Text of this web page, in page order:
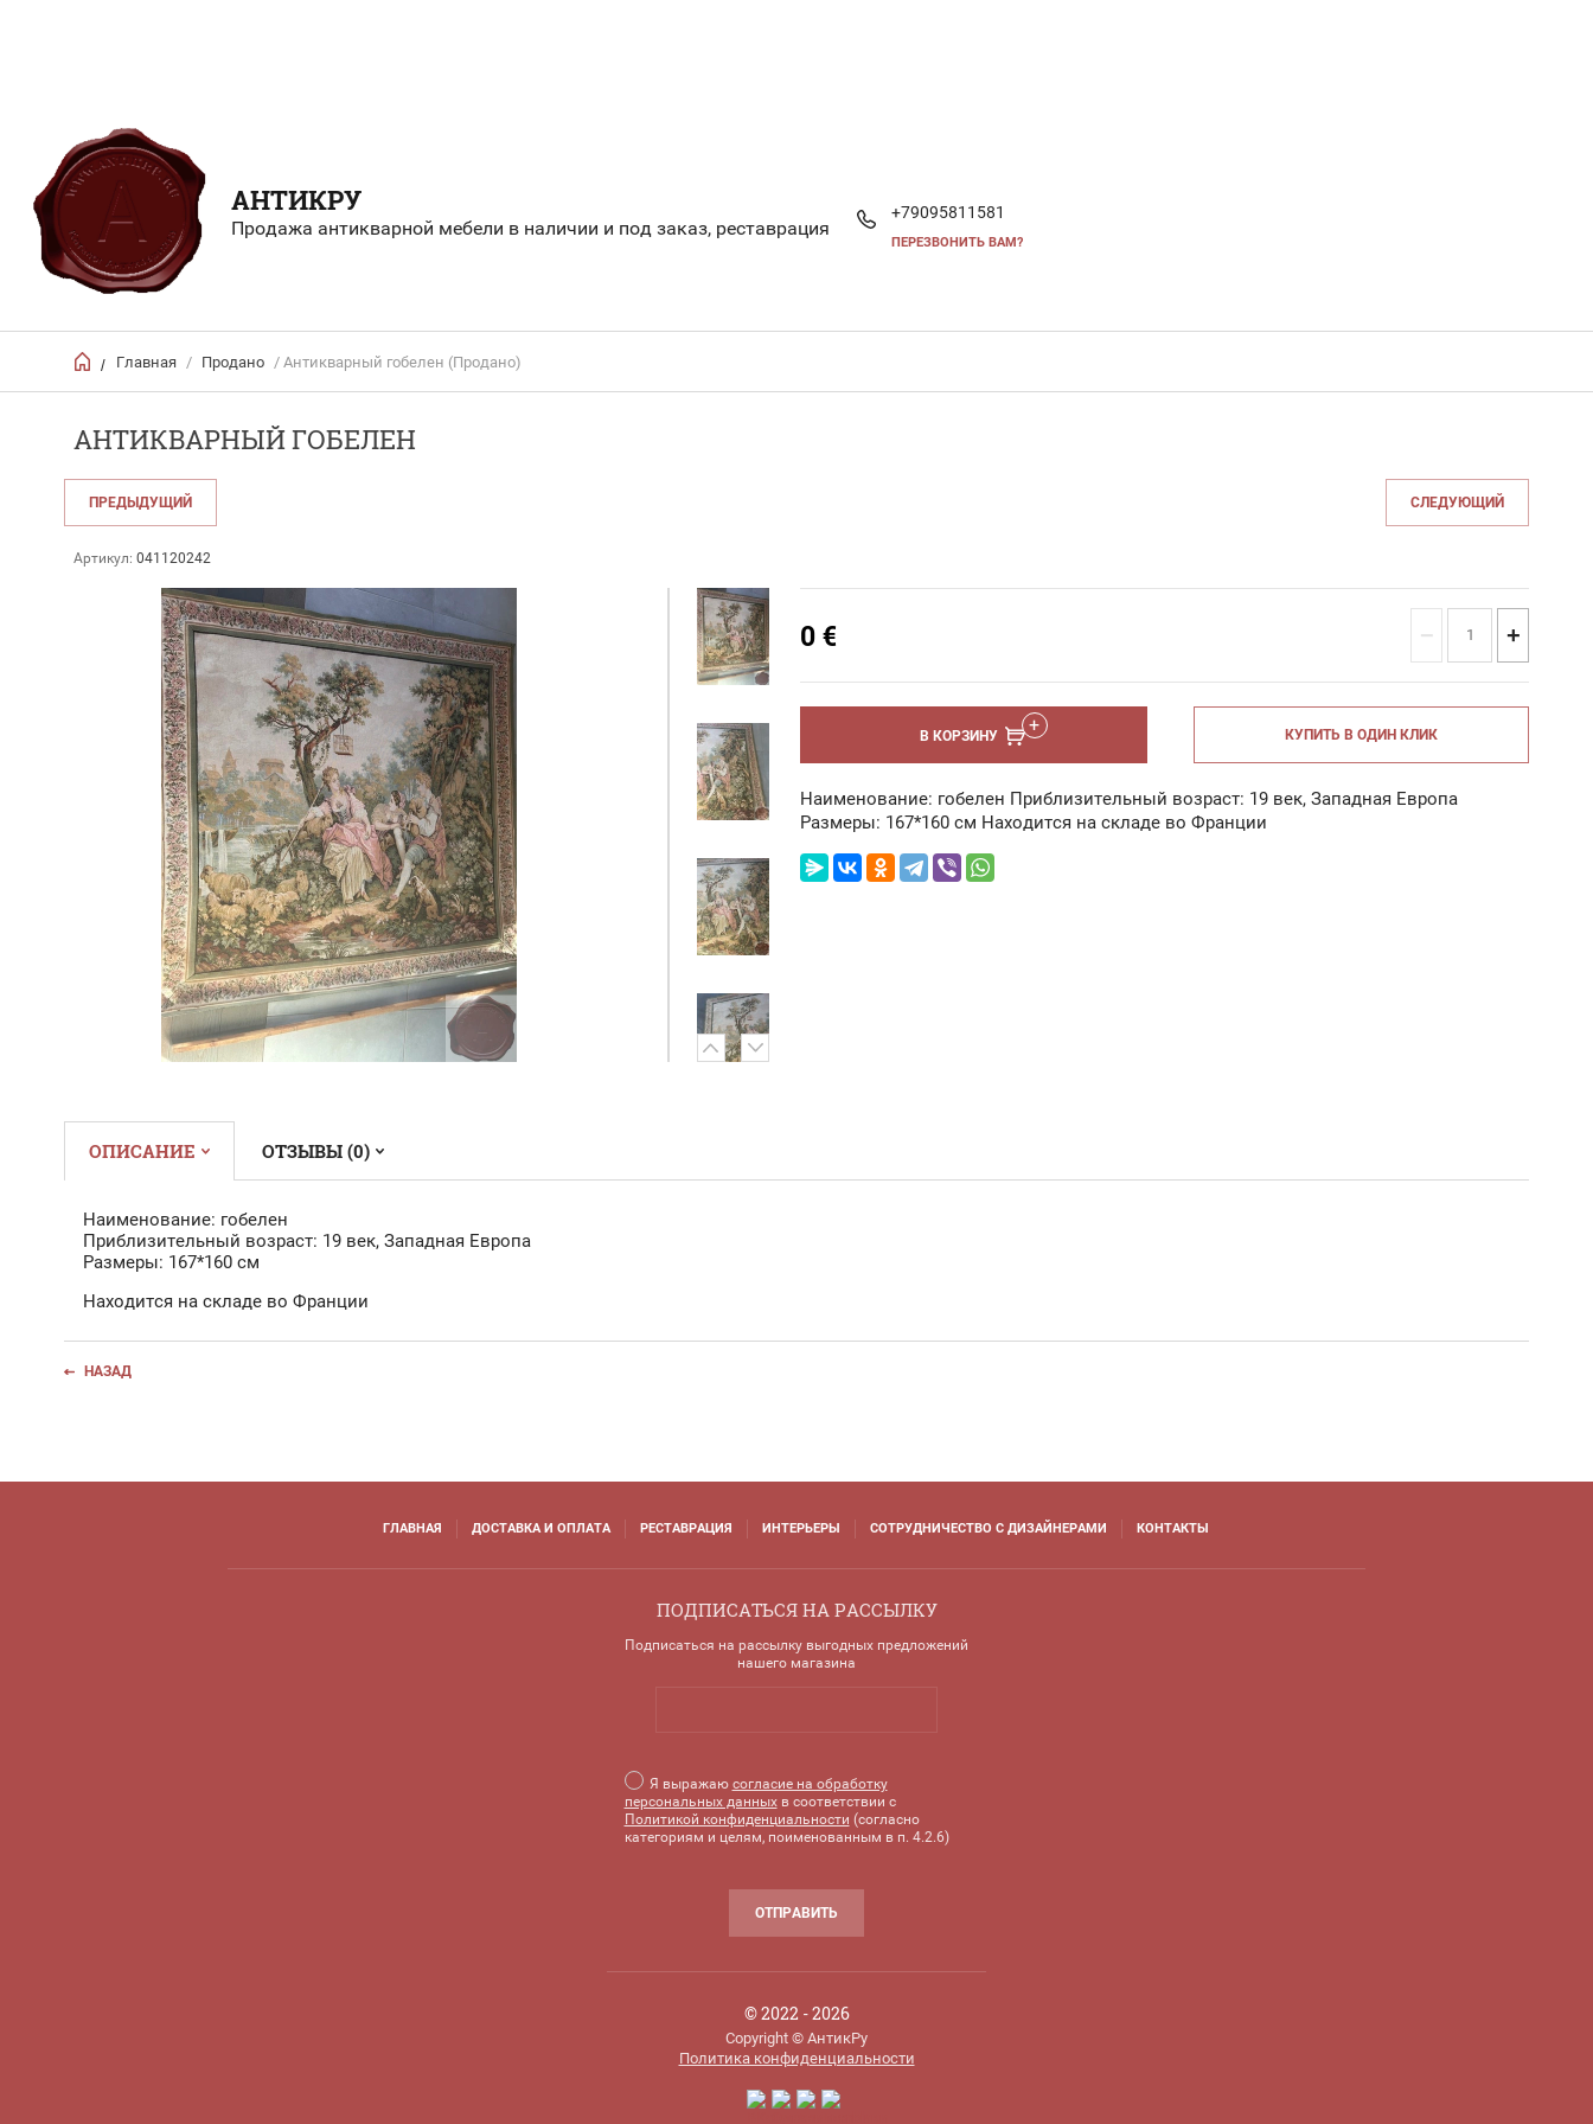
АНТИКРУ
Продажа антикварной мебели в наличии и под заказ, реставрация
+79095811581
ПЕРЕЗВОНИТЬ ВАМ?
/ Главная / Продано / Антикварный гобелен (Продано)
АНТИКВАРНЫЙ ГОБЕЛЕН
ПРЕДЫДУЩИЙ СЛЕДУЮЩИЙ
Артикул: 041120242
0 € − +
В КОРЗИНУ КУПИТЬ В ОДИН КЛИК
Наименование: гобелен Приблизительный возраст: 19 век, Западная Европа
Размеры: 167*160 см Находится на складе во Франции
ОПИСАНИЕ ОТЗЫВЫ (0)
Наименование: гобелен
Приблизительный возраст: 19 век, Западная Европа
Размеры: 167*160 см
Находится на складе во Франции
НАЗАД
ГЛАВНАЯ ДОСТАВКА И ОПЛАТА РЕСТАВРАЦИЯ ИНТЕРЬЕРЫ СОТРУДНИЧЕСТВО С ДИЗАЙНЕРАМИ КОНТАКТЫ
ПОДПИСАТЬСЯ НА РАССЫЛКУ
Подписаться на рассылку выгодных предложений
нашего магазина
Я выражаю согласие на обработку
персональных данныхв соответствии с
Политикой конфиденциальности (согласно
категориям и целям, поименованным в п. 4.2.6)
ОТПРАВИТЬ
© 2022 - 2026
Copyright © АнтикРу
Политика конфиденциальности